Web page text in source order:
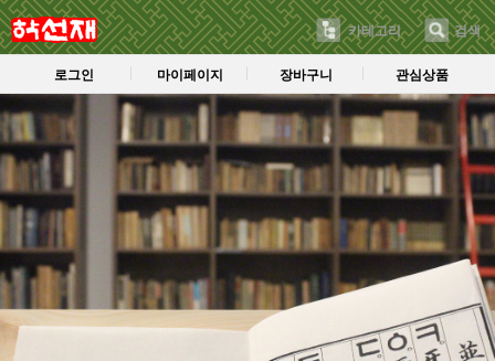
카테고리 검색
로그인 마이페이지 장바구니 관심상품